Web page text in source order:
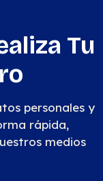
Tu
personales y
rápida,
medios